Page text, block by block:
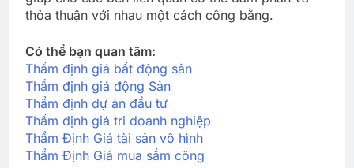
thỏa thuận với nhau một cách công bằng.
Có thể bạn quan tâm:
Thẩm định giá bất động sản
Thẩm định giá động Sản
Thẩm định dự án đầu tư
Thẩm định giá tri doanh nghiệp
Thẩm Định Giá tài sản vô hình
Thẩm Định Giá mua sắm công